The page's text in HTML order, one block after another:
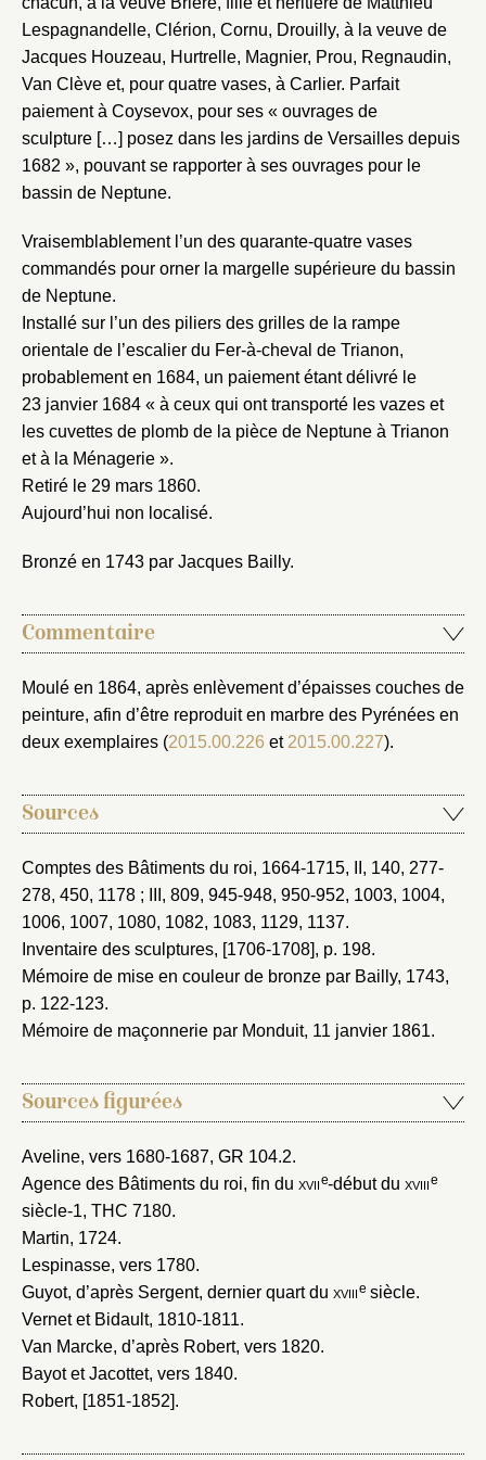
Lespagnandelle, Clérion, Cornu, Drouilly, à la veuve de
Jacques Houzeau, Hurtrelle, Magnier, Prou, Regnaudin,
Van Clève et, pour quatre vases, à Carlier. Parfait
paiement à Coysevox, pour ses « ouvrages de
sculpture […] posez dans les jardins de Versailles depuis
1682 », pouvant se rapporter à ses ouvrages pour le
bassin de Neptune.
Vraisemblablement l’un des quarante-quatre vases
commandés pour orner la margelle supérieure du bassin
de Neptune.
Installé sur l’un des piliers des grilles de la rampe
orientale de l’escalier du Fer-à-cheval de Trianon,
probablement en 1684, un paiement étant délivré le
23 janvier 1684 « à ceux qui ont transporté les vazes et
les cuvettes de plomb de la pièce de Neptune à Trianon
et à la Ménagerie ».
Retiré le 29 mars 1860.
Aujourd’hui non localisé.
Bronzé en 1743 par Jacques Bailly.
Commentaire
Moulé en 1864, après enlèvement d’épaisses couches de
peinture, afin d’être reproduit en marbre des Pyrénées en
deux exemplaires (2015.00.226 et 2015.00.227).
Sources
Comptes des Bâtiments du roi, 1664-1715, II, 140, 277-
278, 450, 1178 ; III, 809, 945-948, 950-952, 1003, 1004,
1006, 1007, 1080, 1082, 1083, 1129, 1137.
Inventaire des sculptures, [1706-1708], p. 198.
Mémoire de mise en couleur de bronze par Bailly, 1743,
p. 122-123.
Mémoire de maçonnerie par Monduit, 11 janvier 1861.
Sources figurées
Aveline, vers 1680-1687, GR 104.2.
Agence des Bâtiments du roi, fin du xviie-début du xviiie
siècle-1, THC 7180.
Martin, 1724.
Lespinasse, vers 1780.
Guyot, d’après Sergent, dernier quart du xviiie siècle.
Vernet et Bidault, 1810-1811.
Van Marcke, d’après Robert, vers 1820.
Bayot et Jacottet, vers 1840.
Robert, [1851-1852].
Créer et ajouter
Vous avez oublié votre mot de passe ?
Cliquez ici